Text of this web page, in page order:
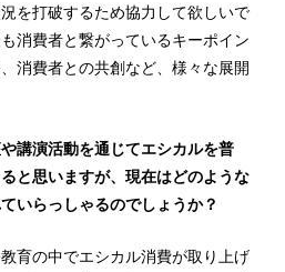
を打破するため協力して欲しいで
消費者と繋がっているキーポイン
消費者との共創など、様々な展開
講演活動を通じてエシカルを普
と思いますが、現在はどのような
いらっしゃるのでしょうか？
育の中でエシカル消費が取り上げ